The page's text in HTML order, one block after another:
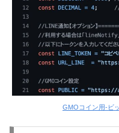
GMOコイン用-ビ